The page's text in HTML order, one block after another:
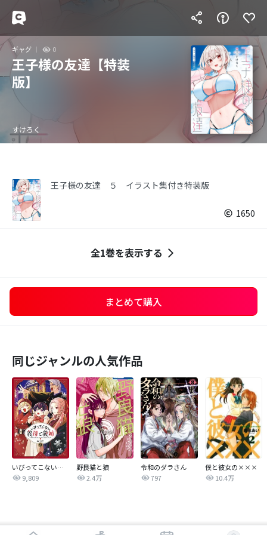
ギャグ 0
王子様の友達【特装
版】
すけろく
王子様の友達 ５ イラスト集付き特装版
1650
全1巻を表示する
まとめて購入
同じジャンルの人気作品
いびってこない義母と義姉
9,809
野良猫と狼
2.4万
令和のダラさん
797
僕と彼女の×××
10.4万